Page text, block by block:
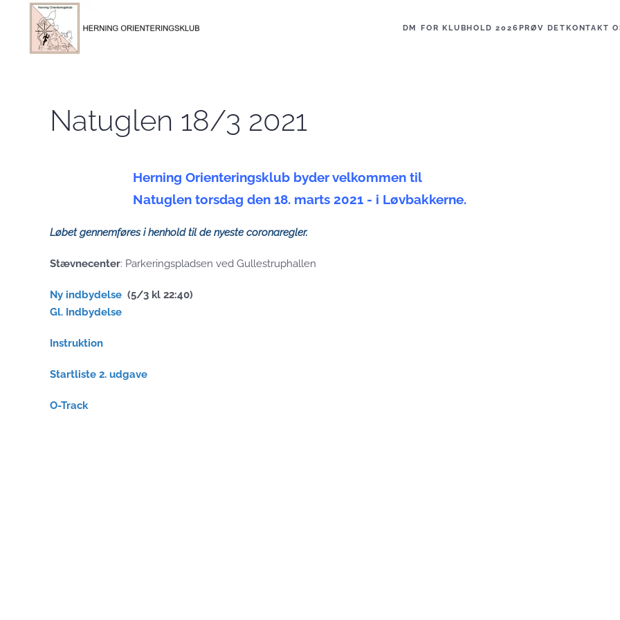
Skip to main content DM FOR KLUBHOLD 2026PRØV DETKONTAKT
Natuglen 18/3 2021
Herning Orienteringsklub byder velkommen til
Natuglen torsdag den 18. marts 2021 - i Løvbakkerne.
Løbet gennemføres i henhold til de nyeste coronaregler.
Stævnecenter: Parkeringspladsen ved Gullestruphallen
Ny indbydelse (5/3 kl 22:40)
Gl. Indbydelse
Instruktion
Startliste 2. udgave
O-Track